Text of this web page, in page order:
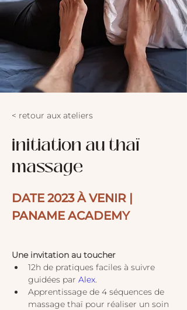
< retour aux ateliers
initiation au thaï
massage
DATE 2023 À VENIR |
PANAME ACADEMY
Une invitation au toucher
12h de pratiques faciles à suivre
guidées par Alex.
Apprentissage de 4 séquences de
massage thaï pour réaliser un soin